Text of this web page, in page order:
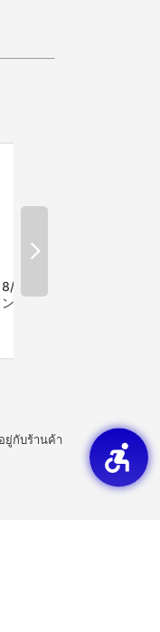
ยู่กับร้านค้า